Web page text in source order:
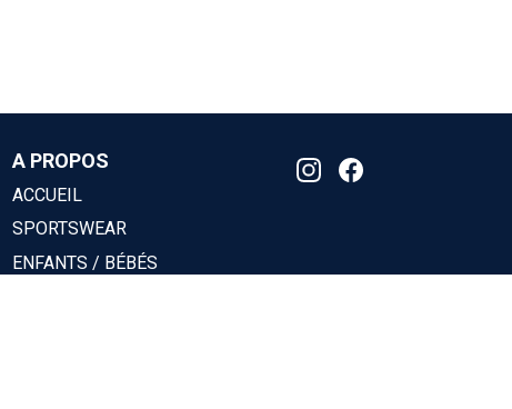
A PROPOS
ACCUEIL
SPORTSWEAR
ENFANTS / BÉBÉS